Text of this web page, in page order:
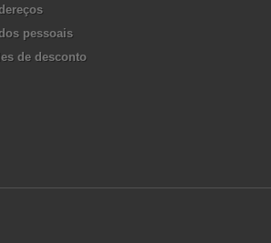
pessoais
de desconto